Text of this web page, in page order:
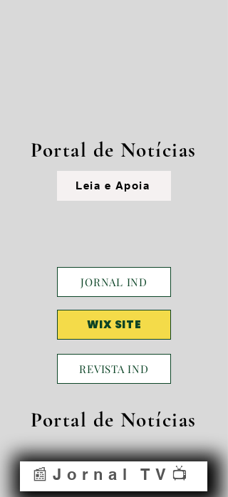
Portal de Notícias
Leia e Apoia
JORNAL IND
WIX SITE
REVISTA IND
Portal de Notícias
📰Jornal TV📺